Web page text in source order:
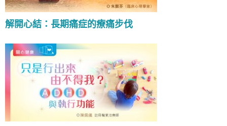
解開心結：長期痛症的療痛步伐